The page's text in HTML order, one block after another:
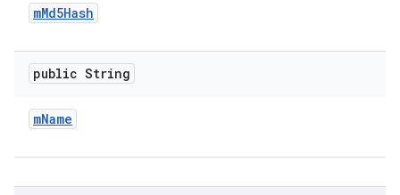
mMd5Hash
public String
mName